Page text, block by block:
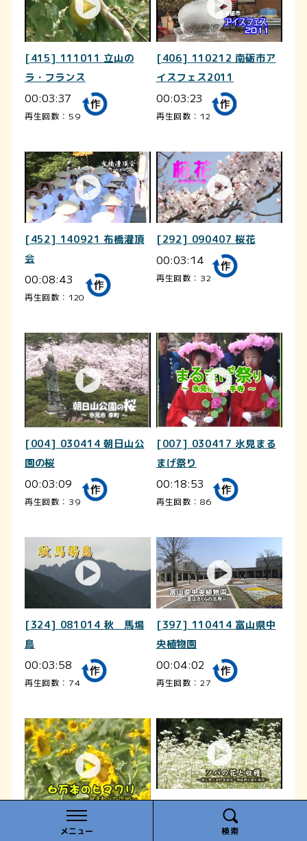
メニュー 検索
[415] 111011 立山の
ラ・フランス
00:03:37
再生回数：59
[406] 110212 南砺市ア
イスフェス2011
00:03:23
再生回数：12
[452] 140921 布橋灌頂
会
00:08:43
再生回数：120
[292] 090407 桜花
00:03:14
再生回数：32
[004] 030414 朝日山公
園の桜
00:03:09
再生回数：39
[007] 030417 氷見まる
まげ祭り
00:18:53
再生回数：86
[324] 081014 秋 馬場
島
00:03:58
再生回数：74
[397] 110414 富山県中
央植物園
00:04:02
再生回数：27
[317] 030810 ６万本の
[353] 101001 ソバの花